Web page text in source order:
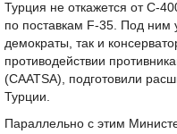
Турция не откажется от С-
по поставкам F-35. Под ним
демократы, так и
противодействии
(CAATSA), подготовили
Турции.
Параллельно с этим